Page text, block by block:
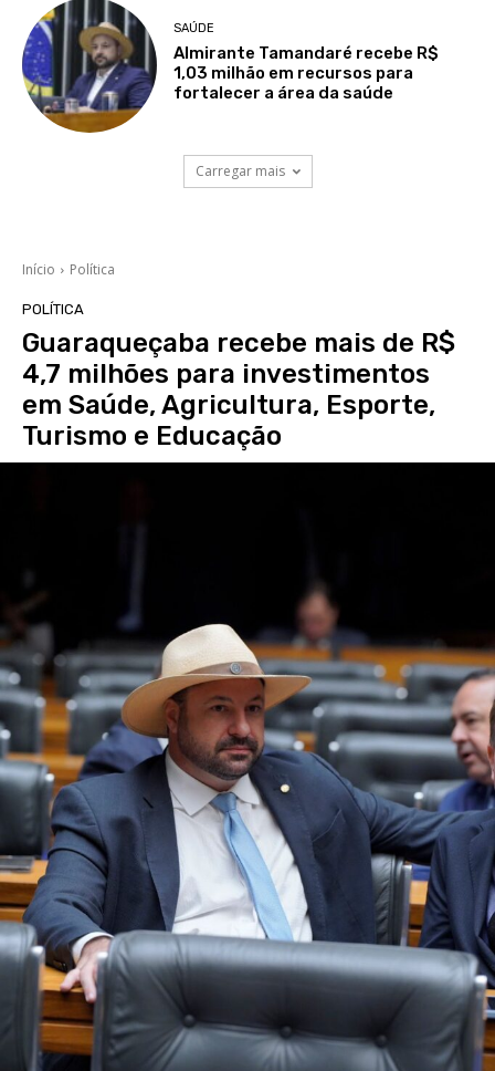
SAÚDE
Almirante Tamandaré recebe R$
1,03 milhão em recursos para
fortalecer a área da saúde
Carregar mais